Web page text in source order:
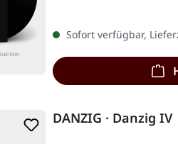
Sofort verfügbar,
DANZIG · Danzig IV